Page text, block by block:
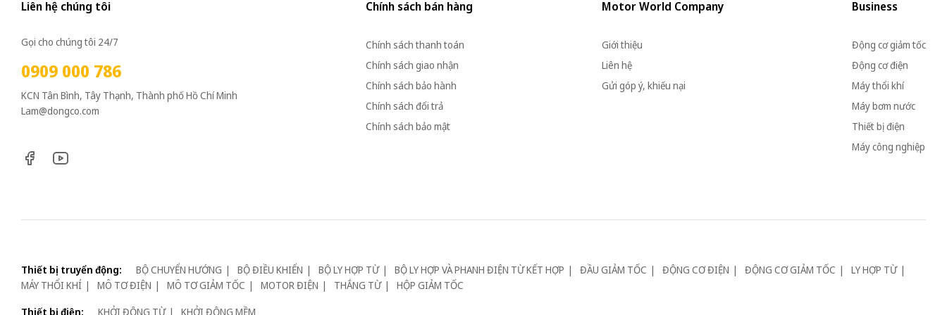
Liên hệ chúng tôi
Gọi cho chúng tôi 24/7
0909 000 786
KCN Tân Bình, Tây Thạnh, Thành phố Hồ Chí Minh
Lam@dongco.com
Chính sách bán hàng
Chính sách thanh toán
Chính sách giao nhận
Chính sách bảo hành
Chính sách đổi trả
Chính sách bảo mật
Motor World Company
Giới thiệu
Liên hệ
Gửi góp ý, khiếu nại
Business
Động cơ giảm tốc
Động cơ điện
Máy thổi khí
Máy bơm nước
Thiết bị điện
Máy công nghiệp
Thiết bị truyển động: BỘ CHUYỂN HƯỚNG BỘ ĐIỀU KHIỂN BỘ LY HỢP TỪ BỘ LY HỢP VÀ PHANH ĐIỆN TỪ KẾT HỢP ĐẦU GIẢM TỐC ĐỘNG CƠ ĐIỆN ĐỘNG CƠ GIẢM TỐC
LY HỢP TỪ
MÁY THỔI KHÍ
MÔ TƠ ĐIỆN MÔ TƠ GIẢM TỐC MOTOR ĐIỆN THẮNG TỪ
HỘP GIẢM TỐC
Thiết bị điện:
KHỞI ĐỘNG TỪ KHỞI ĐỘNG MỀM